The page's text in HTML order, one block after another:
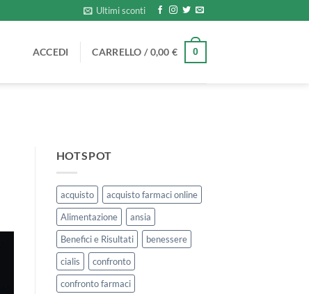
Ultimi sconti
ACCEDI CARRELLO /0,00€ 0
HOTSPOT
acquisto
acquisto farmaci online
Alimentazione
ansia
Benefici e Risultati
benessere
cialis
confronto
confronto farmaci